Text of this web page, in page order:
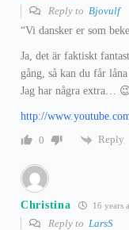
Reply to Bjovulf
“Vi dansker er som
Ja, det är faktiskt
gång, så kan du får
Jag har några extra…
http://
0
Reply
Christina 16 years
Reply to LarsS